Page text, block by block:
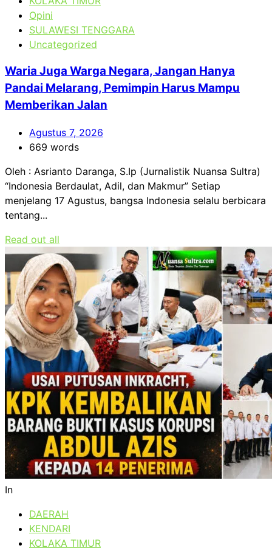
Opini
SULAWESI TENGGARA
Uncategorized
Waria Juga Warga Negara, Jangan Hanya
Pandai Melarang, Pemimpin Harus Mampu
Memberikan Jalan
Agustus 7, 2026
669 words
Oleh : Asrianto Daranga, S.Ip (Jurnalistik Nuansa Sultra)
“Indonesia Berdaulat, Adil, dan Makmur” Setiap
menjelang 17 Agustus, bangsa Indonesia selalu berbicara
tentang...
Read out all
In
DAERAH
KENDARI
KOLAKA TIMUR